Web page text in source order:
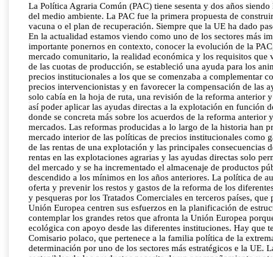
La Política Agraria Común (PAC) tiene sesenta y dos años
del medio ambiente. La PAC fue la primera propuesta de
vacuna o el plan de recuperación. Siempre que la UE ha dado
En la actualidad estamos viendo como uno de los sectores más
importante ponernos en contexto, conocer la evolución de la
mercado comunitario, la realidad económica y los requisitos
de las cuotas de producción, se estableció una ayuda para los
precios institucionales a los que se comenzaba a complementar
precios intervencionistas y en favorecer la compensación de las
solo cabía en la hoja de ruta, una revisión de la reforma anterior
así poder aplicar las ayudas directas a la explotación en función
donde se concreta más sobre los acuerdos de la reforma
mercados. Las reformas producidas a lo largo de la historia han
mercado interior de las políticas de precios institucionales como
de las rentas de una explotación y las principales
rentas en las explotaciones agrarias y las ayudas directas solo
del mercado y se ha incrementado el almacenaje de productos
descendido a los mínimos en los años anteriores. La política de
oferta y prevenir los restos y gastos de la reforma de los
y pesqueras por los Tratados Comerciales en terceros países,
Unión Europea centren sus esfuerzos en la planificación de
contemplar los grandes retos que afronta la Unión Europea
ecológica con apoyo desde las diferentes instituciones. Hay que
Comisario polaco, que pertenece a la familia política de la
determinación por uno de los sectores más estratégicos e la